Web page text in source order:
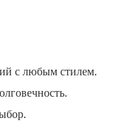
с любым стилем.